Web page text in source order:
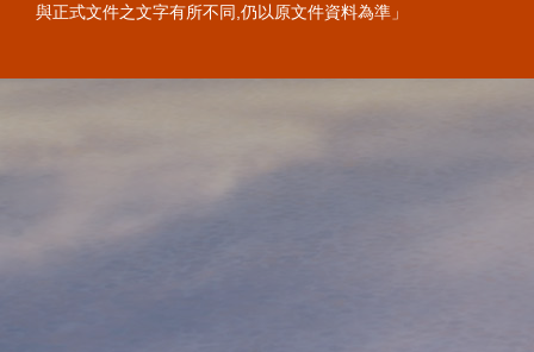
與正式文件之文字有所不同,仍以原文件資料為準」